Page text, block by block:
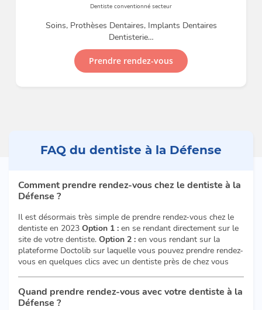
Dentiste conventionné secteur
Soins, Prothèses Dentaires, Implants Dentaires
Dentisterie…
Prendre rendez-vous
FAQ du dentiste à la Défense
Comment prendre rendez-vous chez le dentiste à la
Défense ?
Il est désormais très simple de prendre rendez-vous chez le
dentiste en 2023 Option 1 : en se rendant directement sur le
site de votre dentiste. Option 2 : en vous rendant sur la
plateforme Doctolib sur laquelle vous pouvez prendre rendez-
vous en quelques clics avec un dentiste près de chez vous
Quand prendre rendez-vous avec votre dentiste à la
Défense ?